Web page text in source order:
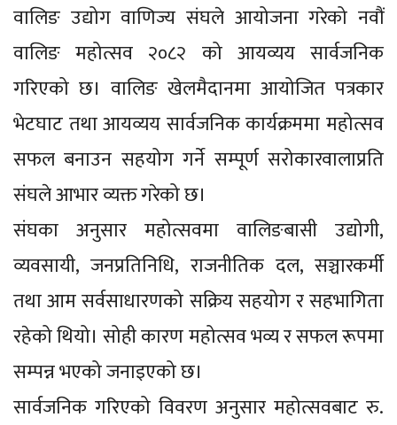
वालिङ उद्योग वाणिज्य संघले आयोजना गरेको नवौं
वालिङ महोत्सव २०८२ को आयव्यय सार्वजनिक
गरिएको छ। वालिङ खेलमैदानमा आयोजित पत्रकार
भेटघाट तथा आयव्यय सार्वजनिक कार्यक्रममा महोत्सव
सफल बनाउन सहयोग गर्ने सम्पूर्ण सरोकारवालाप्रति
संघले आभार व्यक्त गरेको छ।
संघका अनुसार महोत्सवमा वालिङबासी उद्योगी,
व्यवसायी, जनप्रतिनिधि, राजनीतिक दल, सञ्चारकर्मी
तथा आम सर्वसाधारणको सक्रिय सहयोग र सहभागिता
रहेको थियो। सोही कारण महोत्सव भव्य र सफल रूपमा
सम्पन्न भएको जनाइएको छ।
सार्वजनिक गरिएको विवरण अनुसार महोत्सवबाट रु.